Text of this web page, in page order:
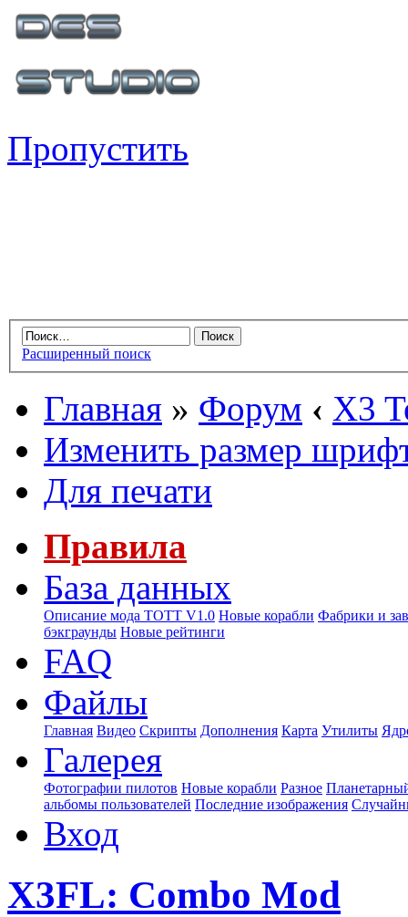
Пропустить
Расширенный поиск
Главная » Форум ‹ X3
Изменить размер
Для печати
Правила
База данных
Описание мода ТОТТ V1.0 Новые корабли Фабрики и
бэкграунды Новые рейтинги
FAQ
Файлы
Главная Видео Скрипты Дополнения Карта Утилиты
Галерея
Фотографии пилотов Новые корабли Разное
альбомы пользователей Последние изображения
Вход
X3FL: Combo Mod